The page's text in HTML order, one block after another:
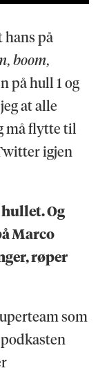
hans på
boom,
på hull 1 og
at alle
må flytte til
igjen
Og
Marco
røper
som